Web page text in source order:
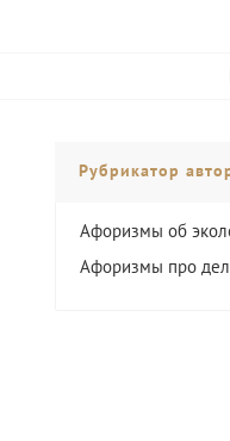
Рубрикатор
Афоризмы об
Афоризмы про